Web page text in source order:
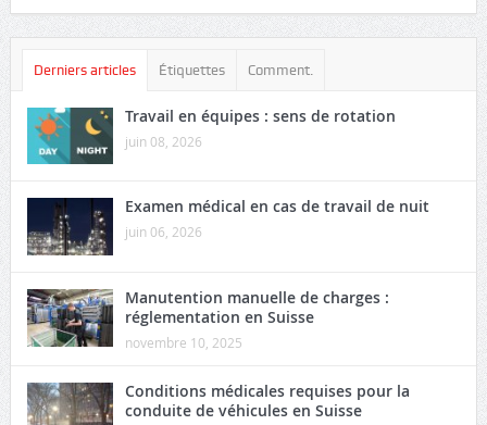
Derniers articles Étiquettes Comment.
Travail en équipes : sens de rotation
juin 08, 2026
Examen médical en cas de travail de nuit
juin 06, 2026
Manutention manuelle de charges :
réglementation en Suisse
novembre 10, 2025
Conditions médicales requises pour la
conduite de véhicules en Suisse